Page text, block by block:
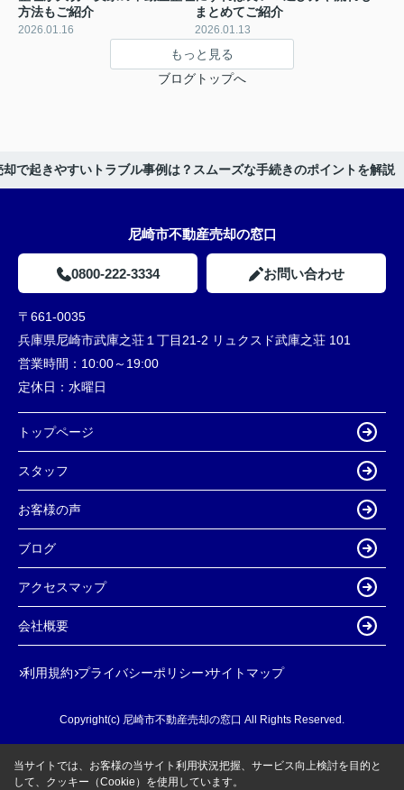
方法もご紹介
2026.01.16
まとめてご紹介
2026.01.13
もっと見る
ブログトップへ
で起きやすいトラブル事例は？スムーズな手続きのポイントを解説
尼崎市不動産売却の窓口
0800-222-3334 お問い合わせ
〒661-0035
兵庫県尼崎市武庫之荘１丁目21-2 リュクスド武庫之荘 101
営業時間： 10:00～19:00
定休日： 水曜日
トップページ
スタッフ
お客様の声
ブログ
アクセスマップ
会社概要
利用規約 プライバシーポリシー サイトマップ
Copyright(c) 尼崎市不動産売却の窓口 All Rights Reserved.
当サイトでは、お客様の当サイト利用状況把握、サービス向上検討を目的と
して、クッキー（Cookie）を使用しています。